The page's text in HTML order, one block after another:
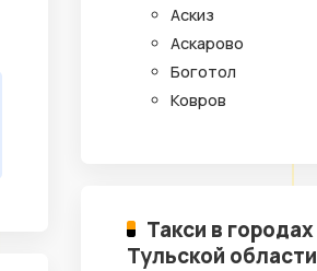
Аскиз
Аскарово
Боготол
Ковров
Такси в городах
Тульской области